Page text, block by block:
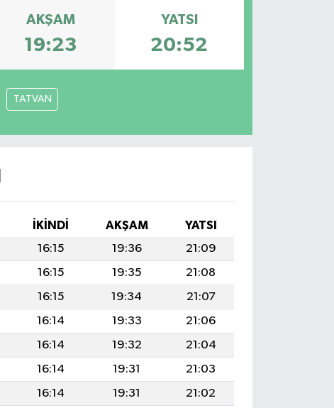
AKŞAM
19:23
YATSI
20:52
TATVAN
İKINDI AKŞAM
YATSI
16:15 19:36
21:09
16:15 19:35
21:08
16:15 19:34
21:07
16:14 19:33
21:06
16:14 19:32
21:04
16:14 19:31
21:03
16:14 19:31
21:02